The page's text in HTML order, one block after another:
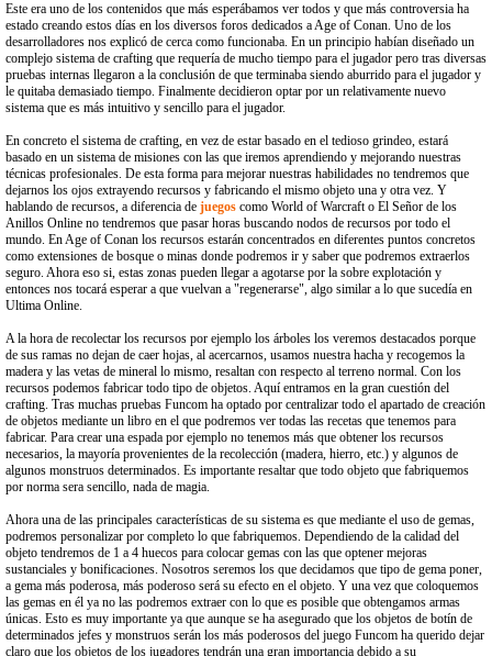
Este era uno de los contenidos que más esperábamos ver todos y que más controversia ha
estado creando estos días en los diversos foros dedicados a Age of Conan. Uno de los
desarrolladores nos explicó de cerca como funcionaba. En un principio habían diseñado un
complejo sistema de crafting que requería de mucho tiempo para el jugador pero tras diversas
pruebas internas llegaron a la conclusión de que terminaba siendo aburrido para el jugador y
le quitaba demasiado tiempo. Finalmente decidieron optar por un relativamente nuevo
sistema que es más intuitivo y sencillo para el jugador.
En concreto el sistema de crafting, en vez de estar basado en el tedioso grindeo, estará
basado en un sistema de misiones con las que iremos aprendiendo y mejorando nuestras
técnicas profesionales. De esta forma para mejorar nuestras habilidades no tendremos que
dejarnos los ojos extrayendo recursos y fabricando el mismo objeto una y otra vez. Y
hablando de recursos, a diferencia de juegos como World of Warcraft o El Señor de los
Anillos Online no tendremos que pasar horas buscando nodos de recursos por todo el
mundo. En Age of Conan los recursos estarán concentrados en diferentes puntos concretos
como extensiones de bosque o minas donde podremos ir y saber que podremos extraerlos
seguro. Ahora eso si, estas zonas pueden llegar a agotarse por la sobre explotación y
entonces nos tocará esperar a que vuelvan a "regenerarse", algo similar a lo que sucedía en
Ultima Online.
A la hora de recolectar los recursos por ejemplo los árboles los veremos destacados porque
de sus ramas no dejan de caer hojas, al acercarnos, usamos nuestra hacha y recogemos la
madera y las vetas de mineral lo mismo, resaltan con respecto al terreno normal. Con los
recursos podemos fabricar todo tipo de objetos. Aquí entramos en la gran cuestión del
crafting. Tras muchas pruebas Funcom ha optado por centralizar todo el apartado de creación
de objetos mediante un libro en el que podremos ver todas las recetas que tenemos para
fabricar. Para crear una espada por ejemplo no tenemos más que obtener los recursos
necesarios, la mayoría provenientes de la recolección (madera, hierro, etc.) y algunos de
algunos monstruos determinados. Es importante resaltar que todo objeto que fabriquemos
por norma sera sencillo, nada de magia.
Ahora una de las principales características de su sistema es que mediante el uso de gemas,
podremos personalizar por completo lo que fabriquemos. Dependiendo de la calidad del
objeto tendremos de 1 a 4 huecos para colocar gemas con las que optener mejoras
sustanciales y bonificaciones. Nosotros seremos los que decidamos que tipo de gema poner,
a gema más poderosa, más poderoso será su efecto en el objeto. Y una vez que coloquemos
las gemas en él ya no las podremos extraer con lo que es posible que obtengamos armas
únicas. Esto es muy importante ya que aunque se ha asegurado que los objetos de botín de
determinados jefes y monstruos serán los más poderosos del juego Funcom ha querido dejar
claro que los objetos de los jugadores tendrán una gran importancia debido a su